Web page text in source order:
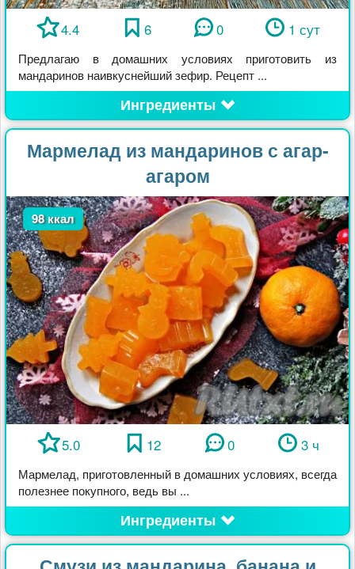
4.4 6 0 1 сут
Предлагаю в домашних условиях приготовить из
мандаринов наивкуснейший зефир. Рецепт ...
Ингредиенты
Мармелад из мандаринов с агар-
агаром
98 ккал
5.0 12 0 3 ч
Мармелад, приготовленный в домашних условиях, всегда
полезнее покупного, ведь вы ...
Ингредиенты